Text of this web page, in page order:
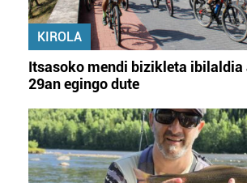
KIROLA
Itsasoko mendi bizikleta ibilaldia
29an egingo dute